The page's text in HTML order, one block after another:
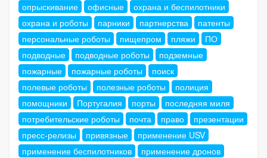
опрыскивание
офисные
охрана и беспилотники
охрана и роботы
парники партнерства
патенты
персональные роботы
пищепром пляжи
ПО
подводные
подводные роботы
подземные
пожарные
пожарные роботы
поиск
полевые роботы
полезные роботы
полиция
помощники
Португалия порты
последняя миля
потребительские роботы
почта право
презентации
пресс-релизы
привязные
применение USV
применение беспилотников
применение дронов